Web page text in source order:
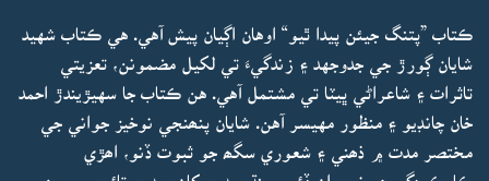
ڪتاب ”پتنگ جيئن پيدا ٿيو“ اوهان اڳيان پيش آهي. هي ڪتاب شهيد
شايان ڳورڙ جي جدوجهد ۽ زندگيءَ تي لکيل مضمونن، تعزيتي
تاثرات ۽ شاعراڻي ڀيٽا تي مشتمل آهي. هن ڪتاب جا سهيڙيندڙ احمد
خان چانڊيو ۽ منظور مهيسر آهن. شايان پنھنجي نوخيز جواني جي
مختصر مدت ۾ ذھني ۽ شعوري سگھ جو ثبوت ڏنو، اھڙي
ڪارڪردگي ھر نوجوان ڏئي، سنڌ صدين کان صدين تائين سرسبز